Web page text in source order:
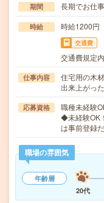
期間 長期でお仕
時給 時給1200円
交通費
交通費規定
仕事内容
住宅用の木
出来上がっ
応募資格
職種未経験
◆未経験OK
は事前登録
職場の雰囲気
年齢層
20代